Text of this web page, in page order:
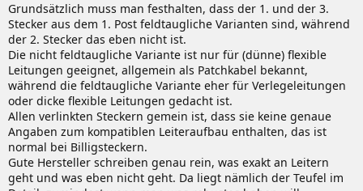
Grundsätzlich muss man festhalten, dass der 1. und der 3.
Stecker aus dem 1. Post feldtaugliche Varianten sind, während
der 2. Stecker das eben nicht ist.
Die nicht feldtaugliche Variante ist nur für (dünne) flexible
Leitungen geeignet, allgemein als Patchkabel bekannt,
während die feldtaugliche Variante eher für Verlegeleitungen
oder dicke flexible Leitungen gedacht ist.
Allen verlinkten Steckern gemein ist, dass sie keine genaue
Angaben zum kompatiblen Leiteraufbau enthalten, das ist
normal bei Billigsteckern.
Gute Hersteller schreiben genau rein, was exakt an Leitern
geht und was eben nicht geht. Da liegt nämlich der Teufel im